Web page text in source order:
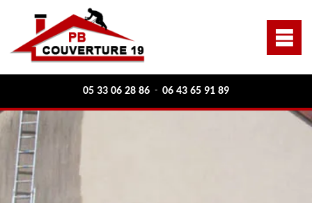
05 33 06 28 86 - 06 43 65 91 89